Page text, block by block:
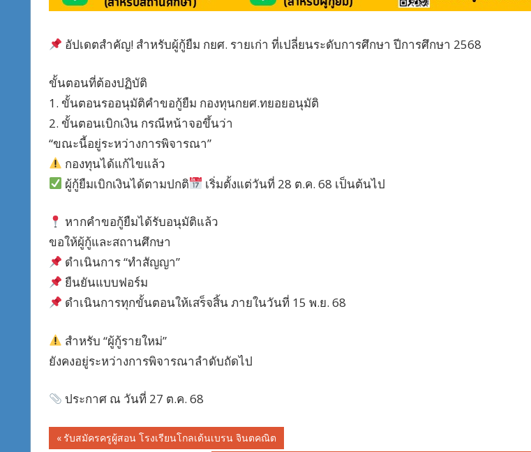
อัปเดตสำคัญ! สำหรับผู้กู้ยืม กยศ. รายเก่า ที่เปลี่ยนระดับการศึกษา ปีการศึกษา 2568
ขั้นตอนที่ต้องปฏิบัติ
1. ขั้นตอนรออนุมัติคำขอกู้ยืม กองทุนกยศ.ทยอยอนุมัติ
2. ขั้นตอนเบิกเงิน กรณีหน้าจอขึ้นว่า
“ขณะนี้อยู่ระหว่างการพิจารณา”
กองทุนได้แก้ไขแล้ว
ผู้กู้ยืมเบิกเงินได้ตามปกติ
เริ่มตั้งแต่วันที่ 28 ต.ค. 68 เป็นต้นไป
หากคำขอกู้ยืมได้รับอนุมัติแล้ว
ขอให้ผู้กู้และสถานศึกษา
ดำเนินการ “ทำสัญญา”
ยืนยันแบบฟอร์ม
ดำเนินการทุกขั้นตอนให้เสร็จสิ้น ภายในวันที่ 15 พ.ย. 68
สำหรับ “ผู้กู้รายใหม่”
ยังคงอยู่ระหว่างการพิจารณาลำดับถัดไป
ประกาศ ณ วันที่ 27 ต.ค. 68
Post
Previous
รับสมัครครูผู้สอน โรงเรียนโกลเด้นเบรน จินตคณิต